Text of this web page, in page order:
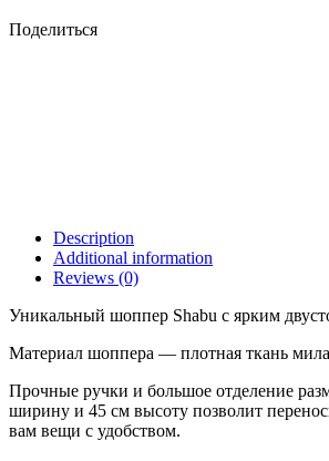
Поделиться
Description
Additional information
Reviews (0)
Уникальный шоппер Shabu с ярким
Материал шоппера — плотная ткань
Прочные ручки и большое отделение
ширину и 45 см высоту позволит
вам вещи с удобством.